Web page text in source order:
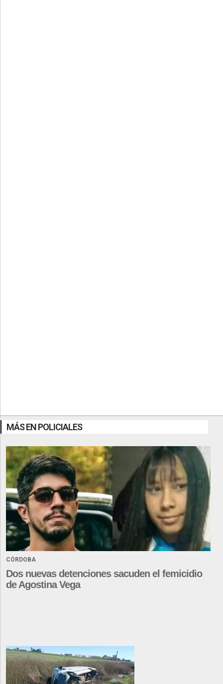
MÁS EN POLICIALES
CÓRDOBA
Dos nuevas detenciones sacuden el femicidio
de Agostina Vega